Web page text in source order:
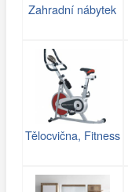
Zahradní nábytek
Tělocvična, Fitness